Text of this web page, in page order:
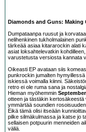
Diamonds and Guns: Making
Dumpataanpa ruusut ja
nelihenkinen tukholmalainen
tärkeää asiaa kitararockin alati
asiat loksahtelevatkin
varustetusta versiosta kannata
Oikeasti EP avataan siis
punkrockin jumalten
iskiessä voimalla kiinni.
retro ei ole ruma sana ja
Hieman myöhemmin September
otteen ja tästäkin
ymmärtää soundien
Eikä tämä olisi itseään
pilke silmäkulmassa ja katse jo
sellaisen potpuurin menneiden
väliä.